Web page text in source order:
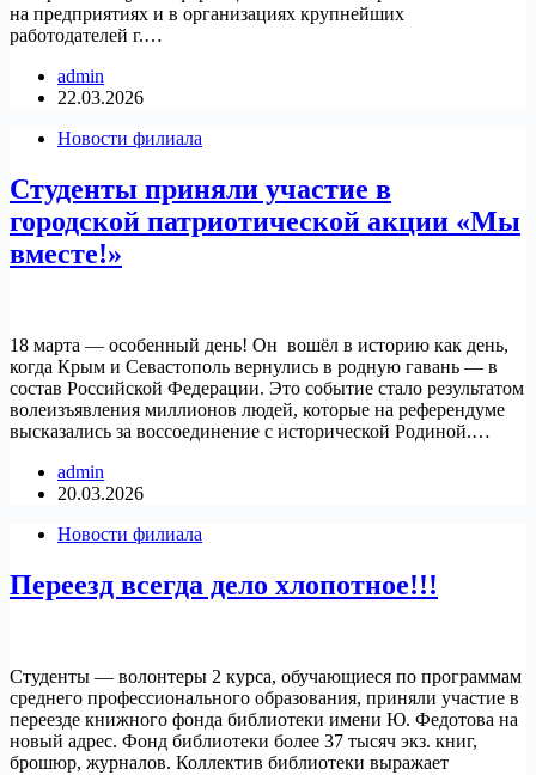
на предприятиях и в организациях крупнейших
работодателей г.…
admin
22.03.2026
Новости филиала
Студенты приняли участие в
городской патриотической акции «Мы
вместе!»
18 марта — особенный день! Он вошёл в историю как день,
когда Крым и Севастополь вернулись в родную гавань — в
состав Российской Федерации. Это событие стало результатом
волеизъявления миллионов людей, которые на референдуме
высказались за воссоединение с исторической Родиной.…
admin
20.03.2026
Новости филиала
Переезд всегда дело хлопотное!!!
Студенты — волонтеры 2 курса, обучающиеся по программам
среднего профессионального образования, приняли участие в
переезде книжного фонда библиотеки имени Ю. Федотова на
новый адрес. Фонд библиотеки более 37 тысяч экз. книг,
брошюр, журналов. Коллектив библиотеки выражает